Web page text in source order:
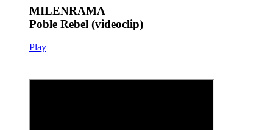
MILENRAMA
Poble Rebel (videoclip)
Play